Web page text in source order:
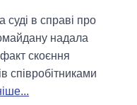
суді в справі про
надала
скоєння
співробітниками